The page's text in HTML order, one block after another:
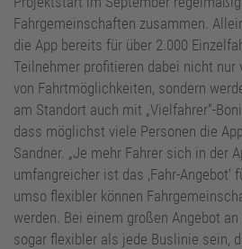
Fahrgemeinschaften zusammen.
die App bereits für über 2.000
Teilnehmer profitieren dabei nicht nur
von Fahrtmöglichkeiten, sondern
am Standort auch mit „Vielfahrer“-
dass möglichst viele Personen die
Sandner. „Je mehr Fahrer sich in der
umfangreicher ist das ‚Fahr-Angebot‘
umso flexibler können
werden. Bei einem großen Angebot
sogar flexibler als jede Buslinie sein,